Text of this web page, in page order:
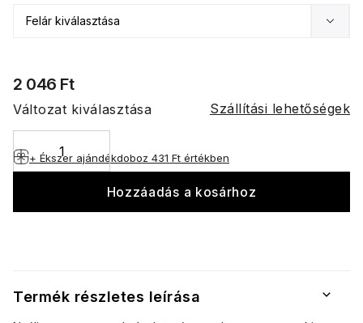
2 046 Ft
Változat kiválasztása Szállítási lehetőségek
Hozzáadás a kosárhoz
+ Ékszer ajándékdoboz 431 Ft értékben
Termék részletes leírása